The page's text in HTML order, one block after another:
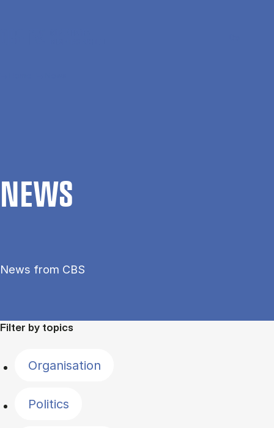
NEWS
News from CBS
Filter by topics
Organisation
Politics